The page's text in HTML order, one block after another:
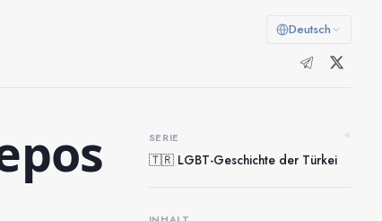
Deutsch
«
SERIE
🇹🇷 LGBT-Geschichte der Türkei